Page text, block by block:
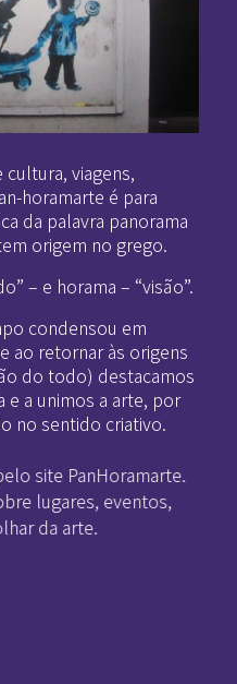
cultura, viagens,
horamarte é para
da palavra panorama
origem no grego.
– e horama – “visão”.
condensou em
ao retornar às origens
do todo) destacamos
e a unimos a arte, por
no sentido criativo.
site PanHoramarte.
lugares, eventos,
da arte.